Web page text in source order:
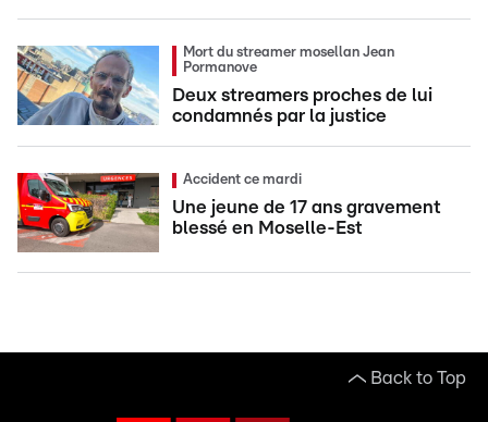
Mort du streamer mosellan Jean
Pormanove
Deux streamers proches de lui
condamnés par la justice
Accident ce mardi
Une jeune de 17 ans gravement
blessé en Moselle-Est
Back to Top